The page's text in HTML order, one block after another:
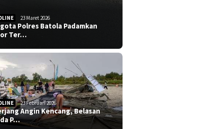
23 Maret 2026
Polres Batola Padamkan
Ter…
23 Februari 2026
Angin Kencang, Belasan
P…